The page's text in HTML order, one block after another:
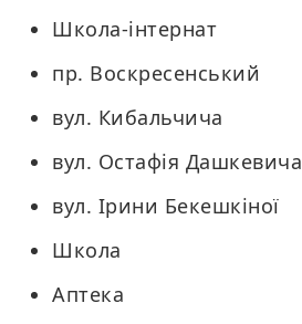
Школа-інтернат
пр. Воскресенський
вул. Кибальчича
вул. Остафія Дашкевича
вул. Ірини Бекешкіної
Школа
Аптека